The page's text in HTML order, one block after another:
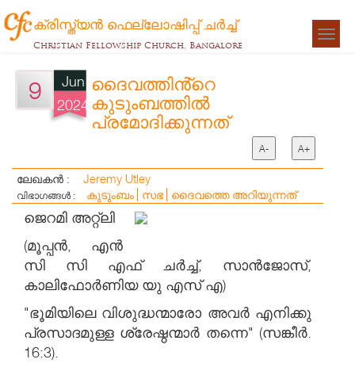
ക്രിസ്ത്യന്‍ ഫെല്ലോഷിപ്പ് ചര്‍ച്ച്
Christian Fellowship Church, Bangalore
9
Jun
2024
ദൈവത്തിൻ്റെ
കുടുംബത്തിൽ
പ്രമോദിക്കുന്നത്
A- A+
ലേഖകൻ : Jeremy Utley
വിഭാഗങ്ങൾ : കുടുംബം സഭ ദൈവത്തെ അറിയുന്നത്
ജെറമി അറ്റ്ലി
(മൂപ്പൻ, എൻ
സി സി എഫ്‌ ചർച്ച്, സാൻജോസ്,
കാലിഫോർണിയ യു എസ് എ)
"ഭൂമിയിലെ വിശുദ്ധന്മാരോ അവർ എനിക്കു
പ്രസാദമുള്ള ശ്രേഷ്ഠന്മാർ തന്നെ" (സങ്കീർ.
16:3).